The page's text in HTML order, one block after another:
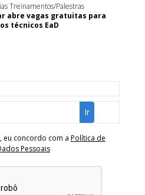
Treinamentos/Palestras
abre vagas gratuitas para
técnicos EaD
eu concordo com a Política de
Pessoais